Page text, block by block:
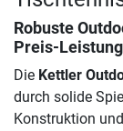
Robuste
Preis-
Die Kettler
durch solide
Konstruktion